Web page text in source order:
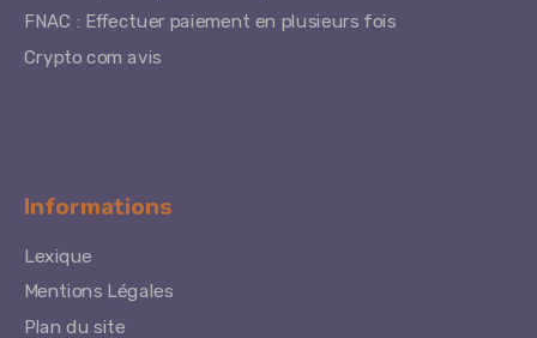
FNAC : Effectuer paiement en plusieurs fois
Crypto com avis
Informations
Lexique
Mentions Légales
Plan du site